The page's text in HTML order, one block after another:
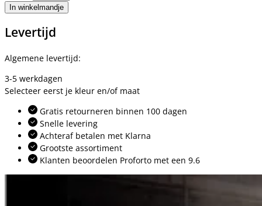
In winkelmandje
Levertijd
Algemene levertijd:
3-5 werkdagen
Selecteer eerst je kleur en/of maat
Gratis retourneren binnen 100 dagen
Snelle levering
Achteraf betalen met Klarna
Grootste assortiment
Klanten beoordelen Proforto met een 9.6